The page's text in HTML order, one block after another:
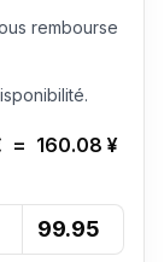
rembourse
= 160.08 ¥